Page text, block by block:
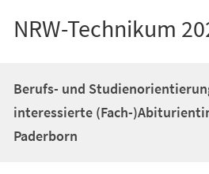
NRW-Technikum
Berufs- und
interessierte (Fach-
Paderborn